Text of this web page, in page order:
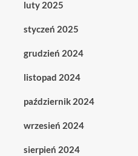
luty 2025
styczeń 2025
grudzień 2024
listopad 2024
październik 2024
wrzesień 2024
sierpień 2024